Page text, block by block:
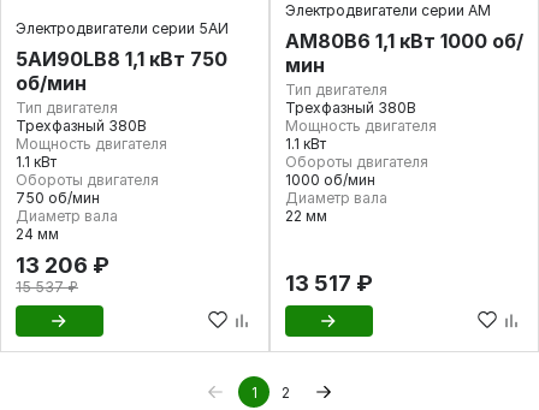
Электродвигатели серии 5АИ
5АИ90LB8 1,1 кВт 750
об/мин
Тип двигателя
Трехфазный 380В
Мощность двигателя
1.1 кВт
Обороты двигателя
750 об/мин
Диаметр вала
24 мм
13 206 ₽
15 537 ₽
Электродвигатели серии АМ
АМ80В6 1,1 кВт 1000 об/
мин
Тип двигателя
Трехфазный 380В
Мощность двигателя
1.1 кВт
Обороты двигателя
1000 об/мин
Диаметр вала
22 мм
13 517 ₽
1 2